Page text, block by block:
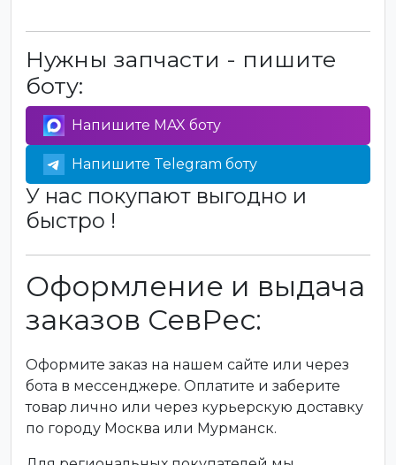
Нужны запчасти - пишите
боту:
Напишите MAX боту
Напишите Telegram боту
У нас покупают выгодно и
быстро !
Оформление и выдача
заказов СевРес:
Оформите заказ на нашем сайте или через
бота в мессенджере. Оплатите и заберите
товар лично или через курьерскую доставку
по городу Москва или Мурманск.